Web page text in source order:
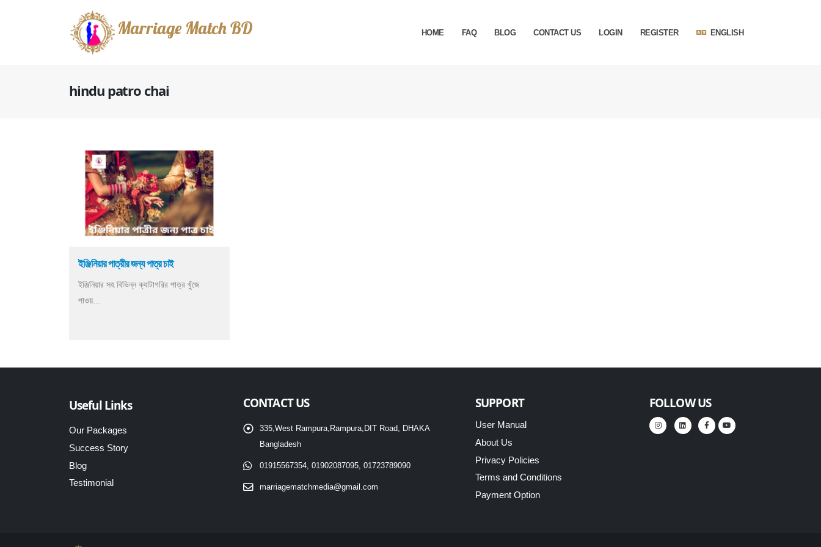
Marriage Match BD HOME FAQ BLOG CONTACT US LOGIN REGISTER ENGLISH
hindu patro chai
ইঞ্জিনিয়ার পাত্রীর জন্য পাত্র চাই
ইঞ্জিনিয়ার সহ বিভিন্ন ক্যাটাগরির পাত্র খুঁজে
পাওয়...
Useful Links
Our Packages
Success Story
Blog
Testimonial
CONTACT US
335,West Rampura,Rampura,DIT Road, DHAKA
Bangladesh
01915567354, 01902087095, 01723789090
marriagematchmedia@gmail.com
SUPPORT
User Manual
About Us
Privacy Policies
Terms and Conditions
Payment Option
FOLLOW US